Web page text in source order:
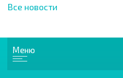
Все новости
Меню